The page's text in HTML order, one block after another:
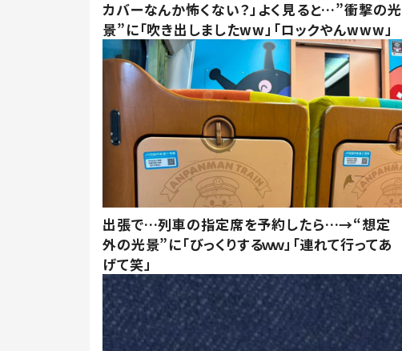
カバーなんか怖くない？」よく見ると…”衝撃の光
景”に「吹き出しましたww」「ロックやんwww」
出張で…列車の指定席を予約したら…→“想定
外の光景”に「びっくりするｗｗ」「連れて行ってあ
げて笑」